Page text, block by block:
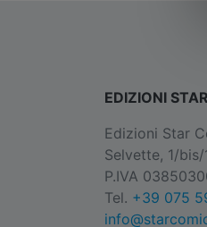
EDIZIONI
Edizioni Star
Selvette, 1/
P.IVA
Tel. +39 075